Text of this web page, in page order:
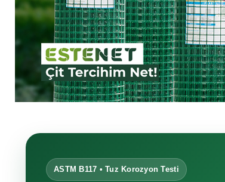
ASTM B117 • Tuz Korozyon Testi